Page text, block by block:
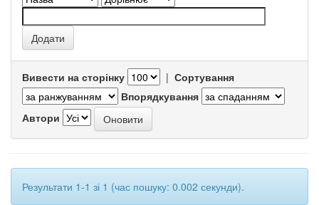
Вивести на сторінку | Сортування
Впорядкування
Автори
Результати 1-1 зі 1 (час пошуку: 0.002 секунди).